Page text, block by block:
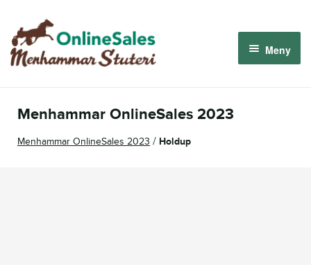
Hoppa
till
navigering
Hoppa
till
innehåll
Meny
Menhammar OnlineSales 2023
Menhammar OnlineSales 2023 / Holdup